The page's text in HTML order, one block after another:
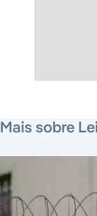
Mais sobre